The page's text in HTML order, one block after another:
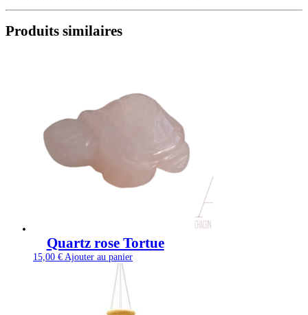
Produits similaires
Quartz rose Tortue
15,00 € Ajouter au panier